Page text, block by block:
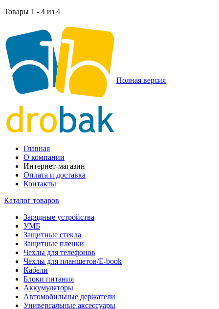
Товары 1 - 4 из 4
Полная версия
Главная
О компании
Интернет-магазин
Оплата и доставка
Контакты
Каталог товаров
Зарядные устройства
УМБ
Защитные стекла
Защитные пленки
Чехлы для телефонов
Чехлы для планшетов/E-book
Кабели
Блоки питания
Аккумуляторы
Автомобильные держатели
Универсальные аксессуары